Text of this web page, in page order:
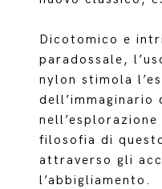
Dicotomico e
paradossale,
nylon stimola
dell’immaginario
filosofia di
attraverso gli
l’abbigliamento.